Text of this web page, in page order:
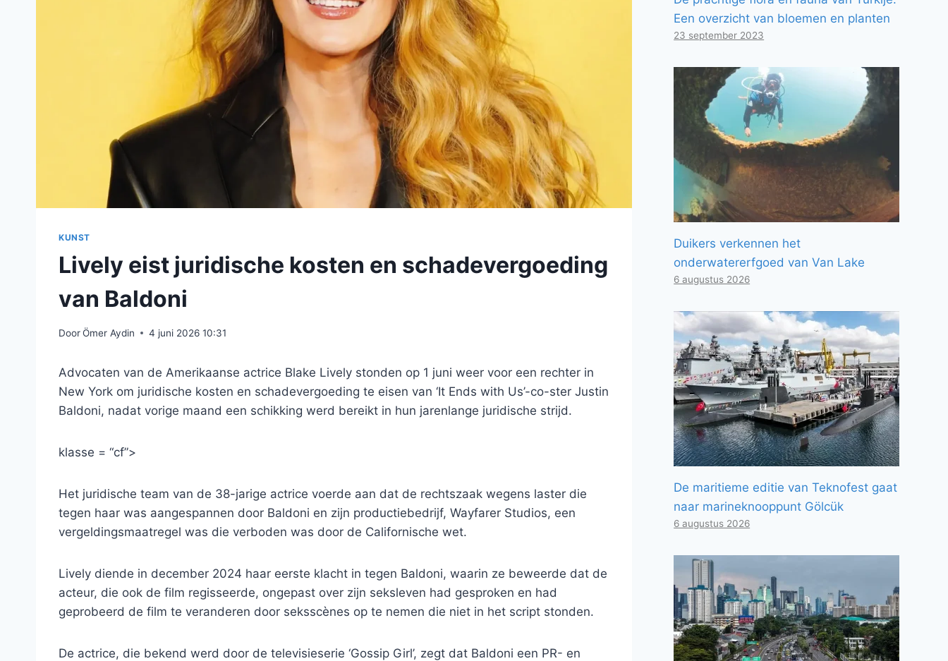
KUNST
Lively eist juridische kosten en schadevergoeding
van Baldoni
DoorÖmer Aydin 4 juni 2026 10:31
Advocaten van de Amerikaanse actrice Blake Lively stonden op 1 juni weer voor een rechter in
New York om juridische kosten en schadevergoeding te eisen van ‘It Ends with Us’-co-ster Justin
Baldoni, nadat vorige maand een schikking werd bereikt in hun jarenlange juridische strijd.
klasse = “cf”>
Het juridische team van de 38-jarige actrice voerde aan dat de rechtszaak wegens laster die
tegen haar was aangespannen door Baldoni en zijn productiebedrijf, Wayfarer Studios, een
vergeldingsmaatregel was die verboden was door de Californische wet.
Lively diende in december 2024 haar eerste klacht in tegen Baldoni, waarin ze beweerde dat de
acteur, die ook de film regisseerde, ongepast over zijn seksleven had gesproken en had
geprobeerd de film te veranderen door seksscènes op te nemen die niet in het script stonden.
De actrice, die bekend werd door de televisieserie ‘Gossip Girl’, zegt dat Baldoni een PR- en
Een overzicht van bloemen en planten
23 september 2023
Duikers verkennen het
onderwatererfgoed van Van Lake
6 augustus 2026
De maritieme editie van Teknofest gaat
naar marineknooppunt Gölcük
6 augustus 2026